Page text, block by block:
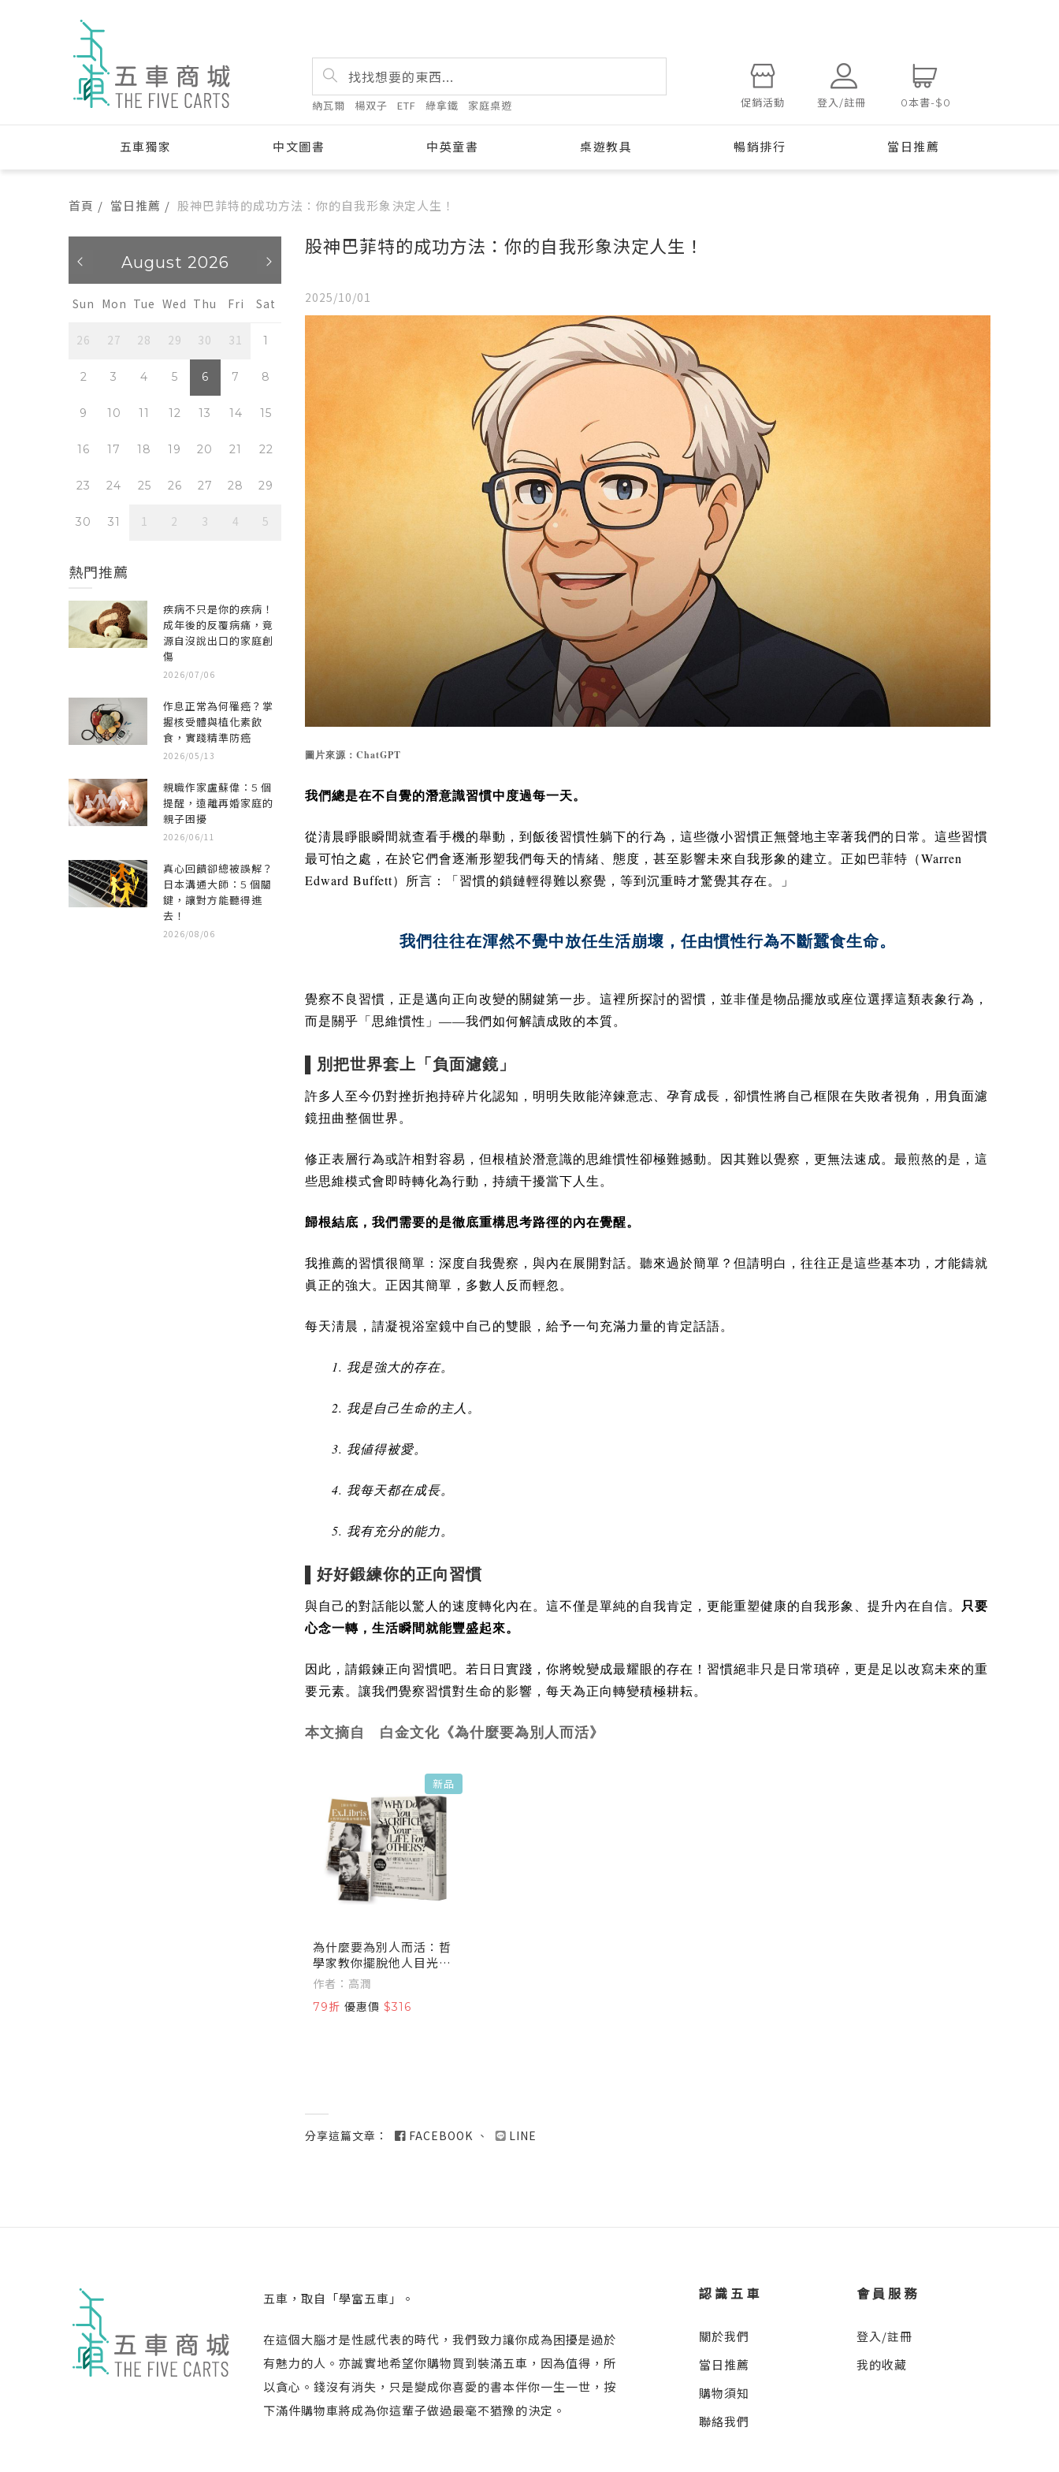
納瓦爾 楊双子 ETF 綠拿鐵 家庭桌遊 促銷活動 登入/註冊 0本書-$0
五車獨家 中文圖書 中英童書 桌遊教具 暢銷排行 當日推薦
首頁 當日推薦 股神巴菲特的成功方法：你的自我形象決定人生！
股神巴菲特的成功方法：你的自我形象決定人生！
2025/10/01
圖片來源： ChatGPT
我們總是在不自覺的潛意識習慣中度過每一天。
從淸晨睜眼瞬間就查看手機的舉動，到飯後習慣性躺下的行為，這些微小習慣正無聲地主宰著我們的日常。這些習慣
最可怕之處，在於它們會逐漸形塑我們每天的情緒、態度，甚至影響未來自我形象的建立。正如巴菲特（Warren
Edward Buffett）所言：「習慣的鎖鏈輕得難以察覺，等到沉重時才驚覺其存在。」
我們往往在渾然不覺中放任生活崩壞，任由慣性行為不斷蠶食生命。
覺察不良習慣，正是邁向正向改變的關鍵第一步。這裡所探討的習慣，並非僅是物品擺放或座位選擇這類表象行為，
而是關乎「思維慣性」——我們如何解讀成敗的本質。
▌別把世界套上「負面濾鏡」
許多人至今仍對挫折抱持碎片化認知，明明失敗能淬鍊意志、孕育成長，卻慣性將自己框限在失敗者視角，用負面濾
鏡扭曲整個世界。
修正表層行為或許相對容易，但根植於潛意識的思維慣性卻極難撼動。因其難以覺察，更無法速成。 最煎熬的是，這
些思維模式會即時轉化為行動，持續干擾當下人生。
歸根結底，我們需要的是徹底重構思考路徑的內在覺醒。
我推薦的習慣很簡單：深度自我覺察，與內在展開對話。聽來過於簡單？但請明白，往往正是這些基本功，才能鑄就
眞正的強大。正因其簡單，多數人反而輕忽。
每天淸晨，請凝視浴室鏡中自己的雙眼，給予一句充滿力量的肯定話語。
1. 我是強大的存在。
2. 我是自己生命的主人。
3. 我値得被愛。
4. 我每天都在成長。
5. 我有充分的能力。
▌好好鍛練你的正向習慣
與自己的對話能以驚人的速度轉化內在。這不僅是單純的自我肯定，更能重塑健康的自我形象、提升內在自信。
只要
心念一轉，生活瞬間就能豐盛起來。
因此，請鍛鍊正向習慣吧。若日日實踐，你將蛻變成最耀眼的存在！習慣絕非只是日常瑣碎，更是足以改寫未來的重
要元素。讓我們覺察習慣對生命的影響，每天為正向轉變積極耕耘。
本文摘自 白金文化《為什麼要為別人而活》
新品
為什麼要為別人而活：哲
學家教你擺脫他人目光，
拿回人生主導權【繁體中
文版獨家贈特典「哲學家
經典金句藏書卡組」】
作者：高潤
79折 優惠價 $316
分享這篇文章： FACEBOOK 、 LINE
August 2026
Sun Mon Tue Wed Thu Fri Sat
26 27 28 29 30 31 1
2 3 4 5 6 7 8
9 10 11 12 13 14 15
16 17 18 19 20 21 22
23 24 25 26 27 28 29
30 31 1 2 3 4 5
Sun Mon Tue
15
22
29
熱門推薦
疾病不只是你的疾病！
成年後的反覆病痛，竟
源自沒說出口的家庭創
傷
2026/07/06
作息正常為何罹癌？掌
握核受體與植化素飲
食，實踐精準防癌
2026/05/13
親職作家盧蘇偉：5 個
提醒，遠離再婚家庭的
親子困擾
2026/06/11
真心回饋卻總被誤解？
日本溝通大師：5 個關
鍵，讓對方能聽得進
去！
2026/08/06
五車，取自「學富五車」。
在這個大腦才是性感代表的時代，我們致力讓你成為困擾是過於
有魅力的人。亦誠實地希望你購物買到裝滿五車，因為值得，所
以貪心。錢沒有消失，只是變成你喜愛的書本伴你一生一世，按
下滿件購物車將成為你這輩子做過最毫不猶豫的決定。
認識五車
關於我們
當日推薦
購物須知
聯絡我們
會員服務
登入/註冊
我的收藏